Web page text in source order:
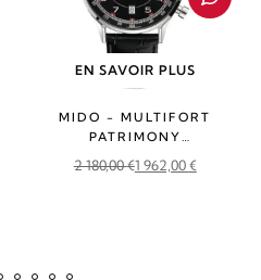
EN SAVOIR PLUS
MIDO - MULTIFORT
PATRIMONY
CHRONOGRAPH
2 180,00€
Le
1 962,00€
Le